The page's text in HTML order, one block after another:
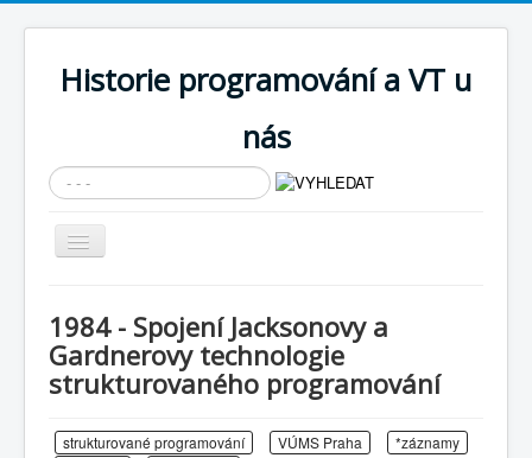
Historie programování a VT u
nás
Vyhledávání...
Přepnout
navigaci
Cíle expozice
PRŮVODCE EXPOZICÍ
1984 - Spojení Jacksonovy a
Gardnerovy technologie
strukturovaného programování
strukturované programování VÚMS Praha
*záznamy